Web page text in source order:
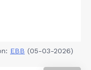
EBB (05-03-2026)